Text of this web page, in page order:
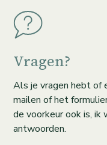
Vragen?
Als je vragen hebt of
mailen of het
de voorkeur ook is,
antwoorden.